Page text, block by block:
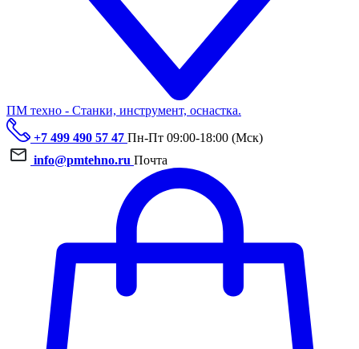
ПМ техно - Станки, инструмент, оснастка.
+7 499 490 57 47 Пн-Пт 09:00-18:00 (Мск)
info@pmtehno.ru Почта